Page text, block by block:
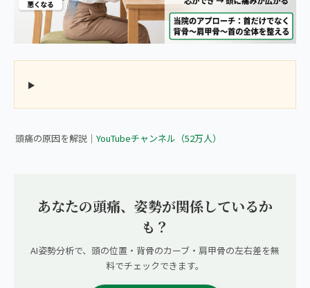
てるかもしれません
頭痛の原因を解説｜ YouTubeチャンネル（52万人）
あなたの頭痛、姿勢が関係しているか
も？
AI姿勢分析で、頭の位置・背骨のカーブ・肩甲骨の左右差を無
料でチェックできます。